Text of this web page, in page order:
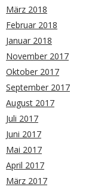
März 2018
Februar 2018
Januar 2018
November 2017
Oktober 2017
September 2017
August 2017
Juli 2017
Juni 2017
Mai 2017
April 2017
März 2017